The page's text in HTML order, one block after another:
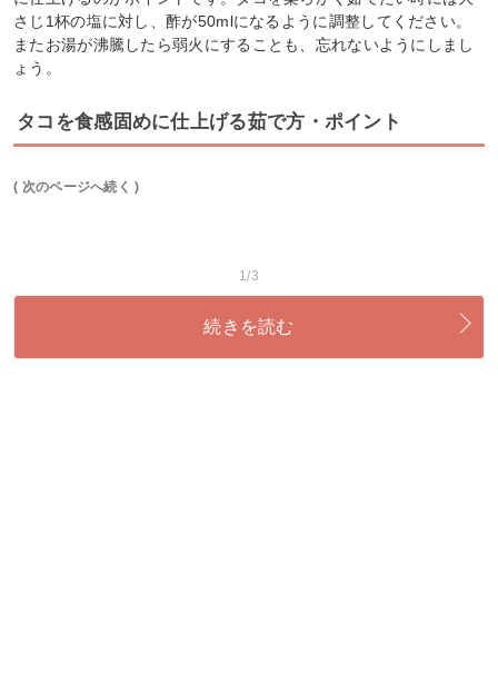
さじ1杯の塩に対し、酢が50mlになるように調整してください。
またお湯が沸騰したら弱火にすることも、忘れないようにしまし
ょう。
タコを食感固めに仕上げる茹で方・ポイント
( 次のページへ続く )
1/3
続きを読む